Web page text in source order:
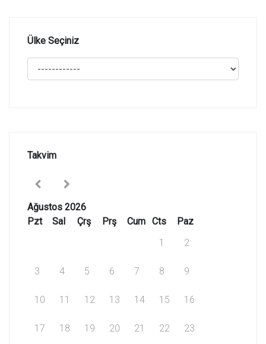
Ülke Seçiniz
Takvim
Ağustos 2026
Pzt
Sal Çrş Prş Cum Cts
Paz
1
2
3 4 5 6 7 8 9
10 11 12 13 14 15 16
17 18 19 20 21 22 23